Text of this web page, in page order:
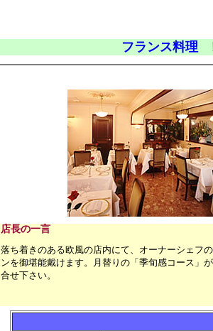
フランス料理
店長の一言
落ち着きのある欧風の店内にて、オーナーシェフ
ンを御堪能戴けます。月替りの「季旬感コース」
合せ下さい。